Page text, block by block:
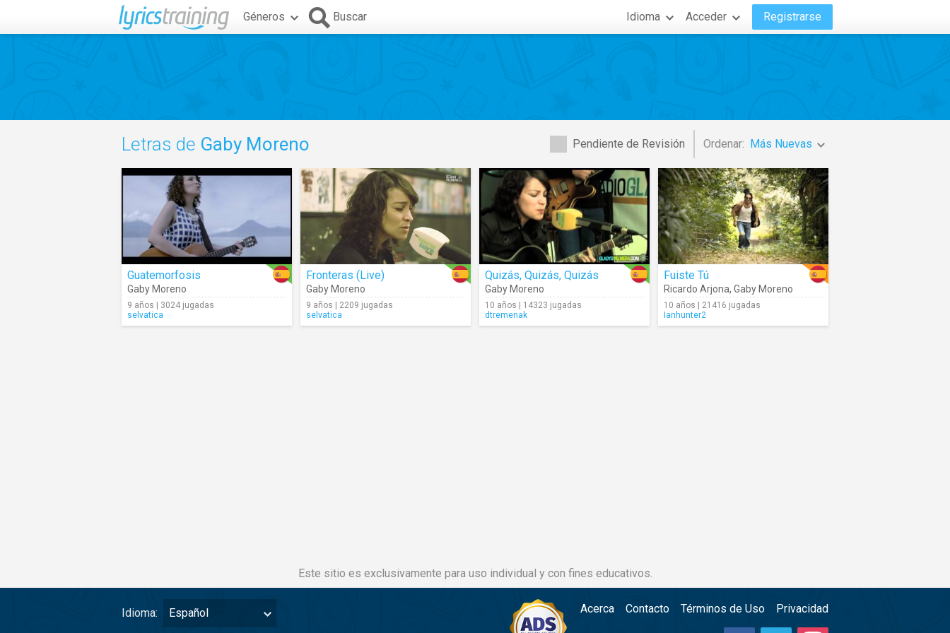
Géneros Buscar Idioma Acceder Registrarse
Pendiente de Revisión Ordenar: Más Nuevas
Letras de Gaby Moreno
Guatemorfosis
Gaby Moreno
9 años | 3024 jugadas
selvatica
Fronteras (Live)
Gaby Moreno
9 años | 2209 jugadas
selvatica
Quizás, Quizás, Quizás
Gaby Moreno
10 años | 14323 jugadas
dtremenak
Fuiste Tú
Ricardo Arjona, Gaby Moreno
10 años | 21416 jugadas
Ianhunter2
Este sitio es exclusivamente para uso individual y con fines educativos.
Idioma: Español Acerca Contacto Términos de Uso Privacidad